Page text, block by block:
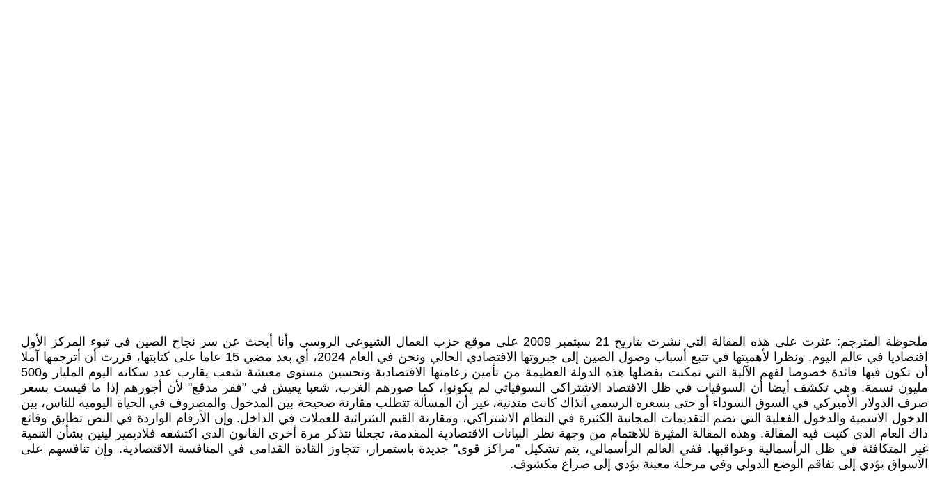
ملحوظة المترجم: عثرت على هذه المقالة التي نشرت بتاريخ 21 سبتمبر 2009‏ على موقع حزب العمال الشيوعي ‏الروسي وأنا أبحث عن سر نجاح الصين في تبوء المركز الأول
اقتصاديا في عالم اليوم. ونظرا لأهميتها في ‏تتبع أسباب وصول الصين إلى جبروتها الاقتصادي الحالي ونحن في العام 2024، أي بعد مضي 15 عاما ‏على كتابتها، قررت أن أترجمها آملا
أن تكون فيها فائدة خصوصا لفهم الآلية التي تمكنت بفضلها هذه الدولة ‏العظيمة من تأمين زعامتها الاقتصادية وتحسين مستوى معيشة شعب يقارب عدد سكانه اليوم المليار و500
‏مليون نسمة. وهي تكشف أيضا أن السوفيات في ظل الاقتصاد الاشتراكي السوفياتي لم يكونوا، كما صورهم ‏الغرب، شعبا يعيش في "فقر مدقع" لأن أجورهم إذا ما قيست بسعر
صرف الدولار الأميركي في السوق ‏السوداء أو حتى بسعره الرسمي آنذاك كانت متدنية، غير أن المسألة تتطلب مقارنة صحيحة بين المدخول ‏والمصروف في الحياة اليومية للناس، بين
الدخول الاسمية والدخول الفعلية التي تضم التقديمات المجانية ‏الكثيرة في النظام الاشتراكي، ومقارنة القيم الشرائية للعملات في الداخل. وإن الأرقام الواردة في النص تطابق ‏وقائع
ذاك العام الذي كتبت فيه المقالة. وهذه المقالة المثيرة للاهتمام من وجهة نظر البيانات الاقتصادية ‏المقدمة، تجعلنا نتذكر مرة أخرى القانون الذي اكتشفه فلاديمير لينين بشأن التنمية
غير المتكافئة في ظل ‏الرأسمالية وعواقبها. ففي العالم الرأسمالي، يتم تشكيل "مراكز قوى" جديدة باستمرار، تتجاوز القادة القدامى ‏في المنافسة الاقتصادية. وإن تنافسهم على
الأسواق يؤدي إلى تفاقم الوضع الدولي وفي مرحلة معينة يؤدي إلى ‏صراع مكشوف.‏